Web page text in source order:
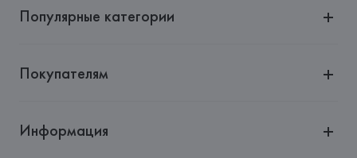
Популярные категории
Покупателям
Информация